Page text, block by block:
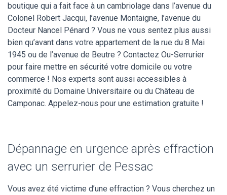
boutique qui a fait face à un cambriolage dans l’avenue du
Colonel Robert Jacqui, l’avenue Montaigne, l’avenue du
Docteur Nancel Pénard ? Vous ne vous sentez plus aussi
bien qu’avant dans votre appartement de la rue du 8 Mai
1945 ou de l’avenue de Beutre ? Contactez Ou-Serrurier
pour faire mettre en sécurité votre domicile ou votre
commerce ! Nos experts sont aussi accessibles à
proximité du Domaine Universitaire ou du Château de
Camponac. Appelez-nous pour une estimation gratuite !
Dépannage en urgence après effraction
avec un serrurier de Pessac
Vous avez été victime d’une effraction ? Vous cherchez un